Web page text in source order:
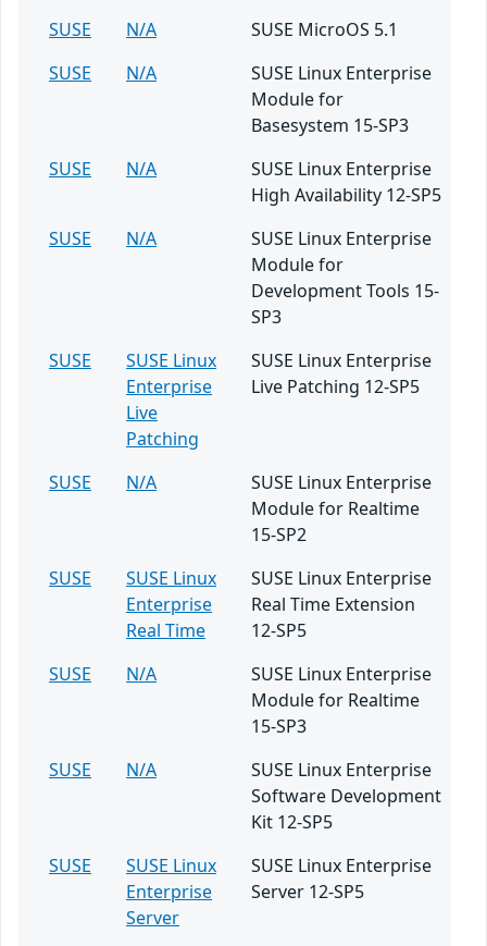
SUSE
N/A
SUSE MicroOS 5.1
SUSE
N/A
SUSE Linux Enterprise
Module for
Basesystem 15-SP3
SUSE
N/A
SUSE Linux Enterprise
High Availability 12-SP5
SUSE
N/A
SUSE Linux Enterprise
Module for
Development Tools 15-
SP3
SUSE
SUSE Linux
Enterprise
Live
Patching
SUSE Linux Enterprise
Live Patching 12-SP5
SUSE N/A
SUSE Linux Enterprise
Module for Realtime
15-SP2
SUSE
SUSE Linux
Enterprise
Real Time
SUSE Linux Enterprise
Real Time Extension
12-SP5
SUSE
N/A
SUSE Linux Enterprise
Module for Realtime
15-SP3
SUSE
N/A
SUSE Linux Enterprise
Software Development
Kit 12-SP5
SUSE
SUSE Linux
Enterprise
Server
SUSE Linux Enterprise
Server 12-SP5